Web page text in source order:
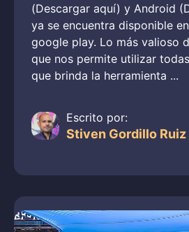
(Descargar aquí) y Android
ya se encuentra disponible
google play. Lo más valioso
que nos permite utilizar
que brinda la herramienta ...
Escrito por:
Stiven Gordillo Ruiz